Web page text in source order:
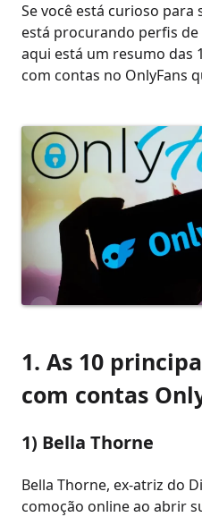
Se você está curioso
está procurando perfis
aqui está um resumo das
com contas no OnlyFans
1. As 10
com contas
1) Bella Thorne
Bella Thorne, ex-atriz do
comoção online ao abrir